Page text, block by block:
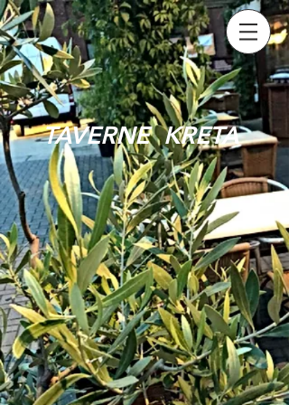
TAVERNE KRETA